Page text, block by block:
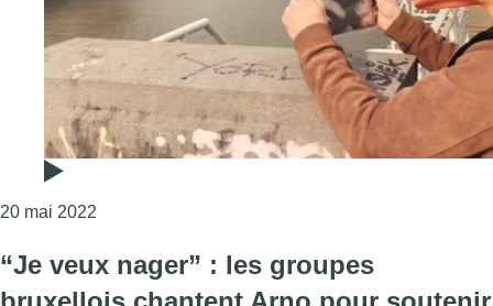
20 mai 2022
“Je veux nager” : les groupes